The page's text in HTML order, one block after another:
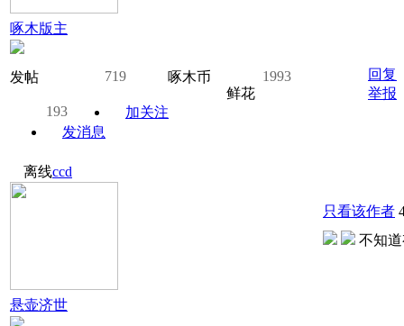
啄木版主
发帖 719 啄木币
1993
鲜花
193
加关注
发消息
回复
举报
离线ccd
悬壶济世
只看该作者
不知